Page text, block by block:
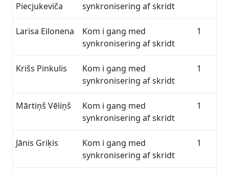
Piecjukeviča
synkronisering af skridt
Larisa Eilonena
Kom i gang med
synkronisering af skridt
1
Krišs Pinkulis
Kom i gang med
synkronisering af skridt
1
Mārtiņš Vēliņš
Kom i gang med
synkronisering af skridt
1
Jānis Griķis
Kom i gang med
synkronisering af skridt
1